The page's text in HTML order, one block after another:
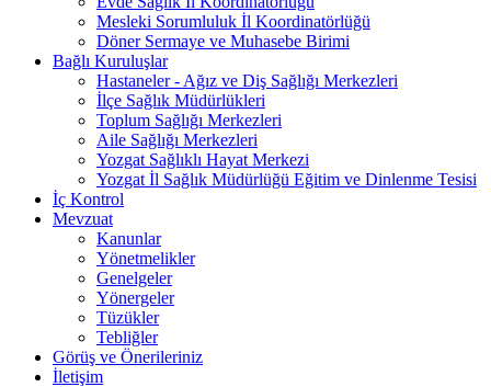
Mesleki Sorumluluk İl Koordinatörlüğü
Döner Sermaye ve Muhasebe Birimi
Bağlı Kuruluşlar
Hastaneler - Ağız ve Diş Sağlığı Merkezleri
İlçe Sağlık Müdürlükleri
Toplum Sağlığı Merkezleri
Aile Sağlığı Merkezleri
Yozgat Sağlıklı Hayat Merkezi
Yozgat İl Sağlık Müdürlüğü Eğitim ve Dinlenme Tesisi
İç Kontrol
Mevzuat
Kanunlar
Yönetmelikler
Genelgeler
Yönergeler
Tüzükler
Tebliğler
Görüş ve Önerileriniz
İletişim